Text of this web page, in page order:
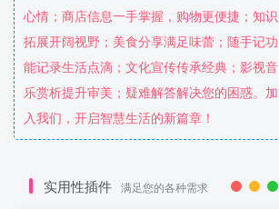
心情；商店信息一手掌握，购物更便捷；知识
拓展开阔视野；美食分享满足味蕾；随手记功
能记录生活点滴；文化宣传传承经典；影视音
乐赏析提升审美；疑难解答解决您的困惑。加
入我们，开启智慧生活的新篇章！
实用性插件 满足您的各种需求